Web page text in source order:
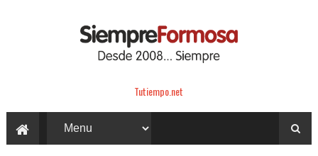
Tutiempo.net